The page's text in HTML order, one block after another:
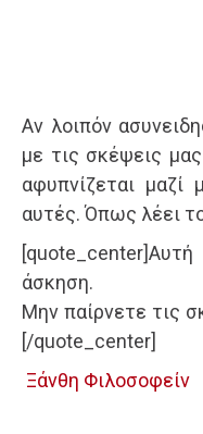
Αν λοιπόν
με τις σκέψεις
αφυπνίζεται
αυτές. Όπως λέει
[quote_center]Αυτή
άσκηση.
Μην παίρνετε τις
[/quote_center]
Ξάνθη Φιλοσοφείν